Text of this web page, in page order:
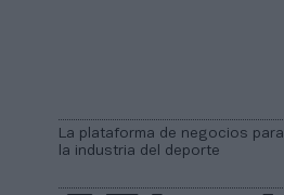
La plataforma de negocios para
la industria del deporte